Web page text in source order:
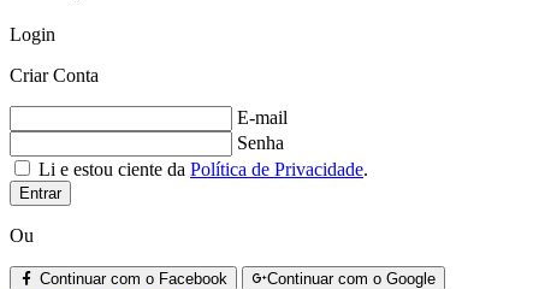
Login
Criar Conta
E-mail
Senha
Li e estou ciente da Política de Privacidade.
Entrar
Ou
Continuar com o Facebook Continuar com o Google